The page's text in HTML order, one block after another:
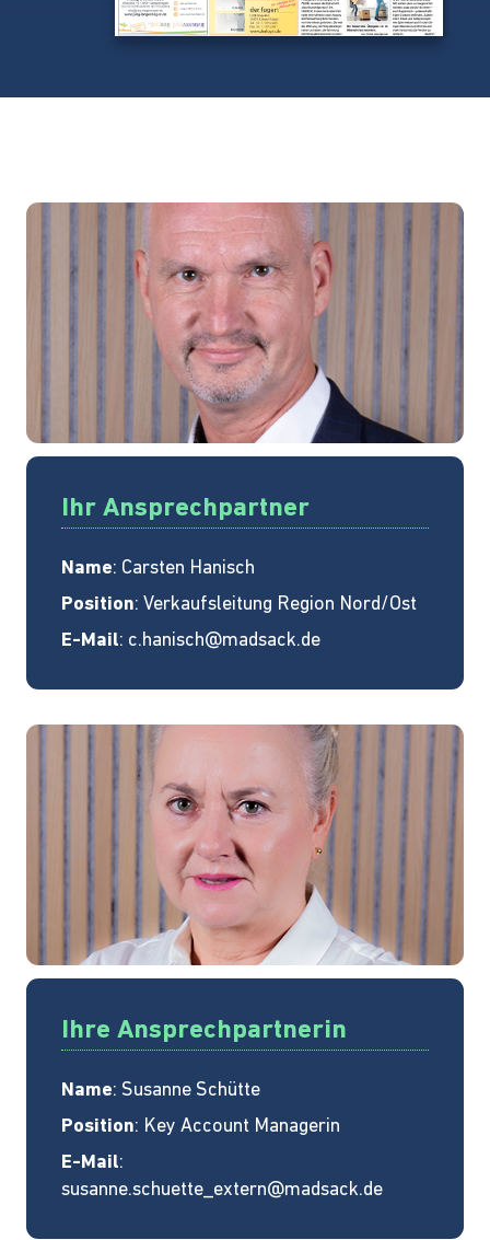
Ihr Ansprechpartner
Name: Carsten Hanisch
Position: Verkaufsleitung Region Nord/Ost
E-Mail: c.hanisch@madsack.de
Ihre Ansprechpartnerin
Name: Susanne Schütte
Position: Key Account Managerin
E-Mail:
susanne.schuette_extern@madsack.de